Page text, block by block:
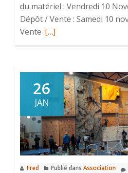
du matériel : Vendredi 10
Dépôt / Vente : Samedi 10
Vente :En
surBourse
aux
skis
10-
11-
12
Novembre
2017
[…]
26
JAN
Fred Publié dans Association